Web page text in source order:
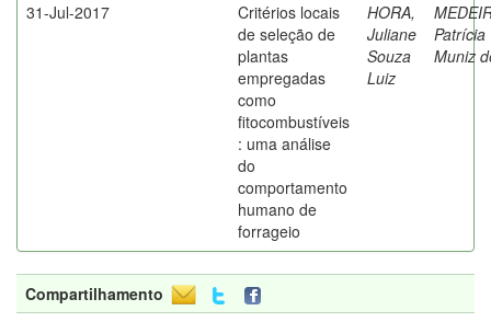
31-Jul-2017
Critérios locais
de seleção de
plantas
empregadas
como
fitocombustíveis
: uma análise
do
comportamento
humano de
forrageio
HORA,
Juliane
Souza
Luiz
Patrícia
Muniz
Compartilhamento